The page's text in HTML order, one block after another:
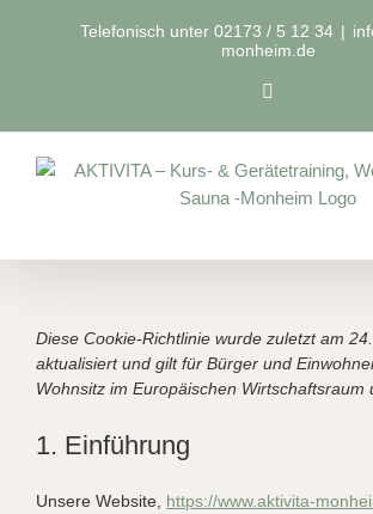
Telefonisch unter 02173 / 5 12 34 |
monheim.de
Diese Cookie-Richtlinie wurde zuletzt am
aktualisiert und gilt für Bürger und
Wohnsitz im Europäischen Wirtschaftsraum
1. Einführung
Unsere Website, https://www.aktivita-